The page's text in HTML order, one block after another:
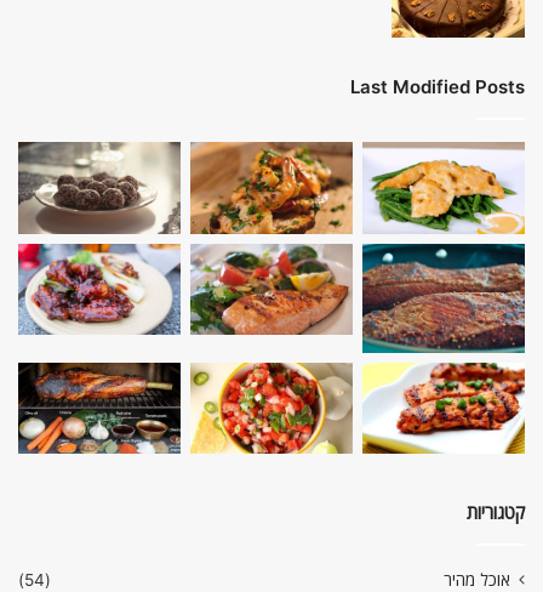
Last Modified Posts
קטגוריות
אוכל מהיר
(54)